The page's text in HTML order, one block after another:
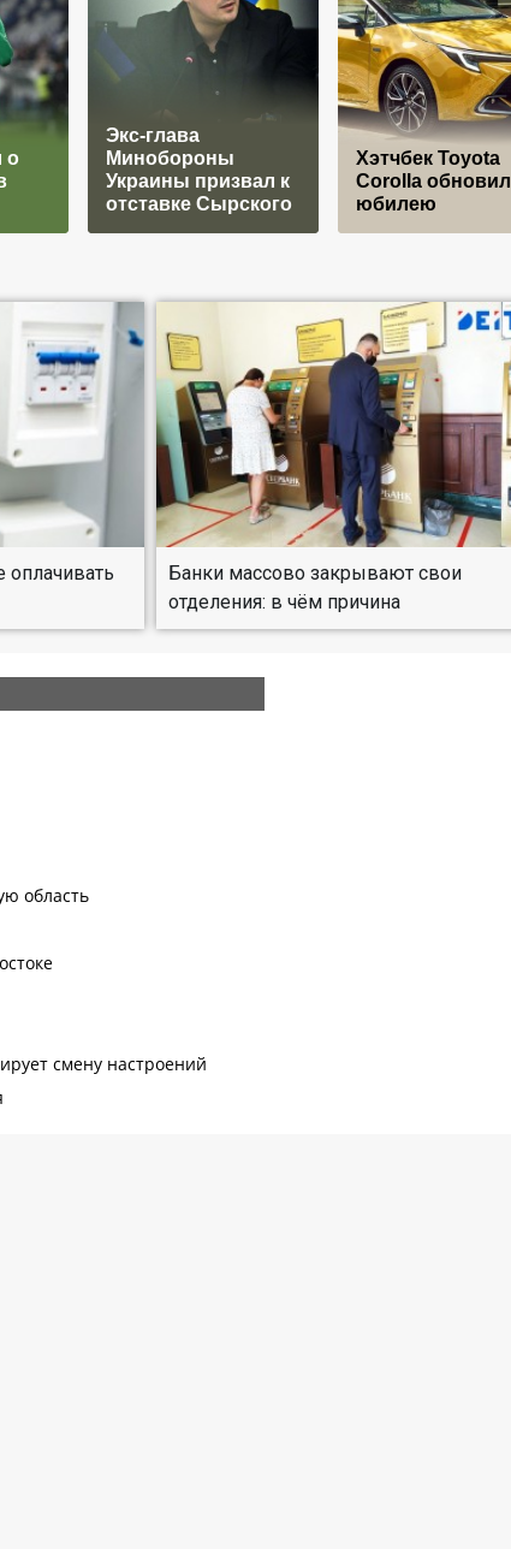
о
Экс-глава
Минобороны
Украины призвал к
отставке Сырского
Хэтчбек Toyota
Corolla
юбилею
оплачивать
Банки массово закрывают свои
отделения: в чём причина